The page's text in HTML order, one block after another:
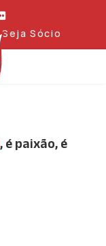
Seja Sócio
, é paixão, é